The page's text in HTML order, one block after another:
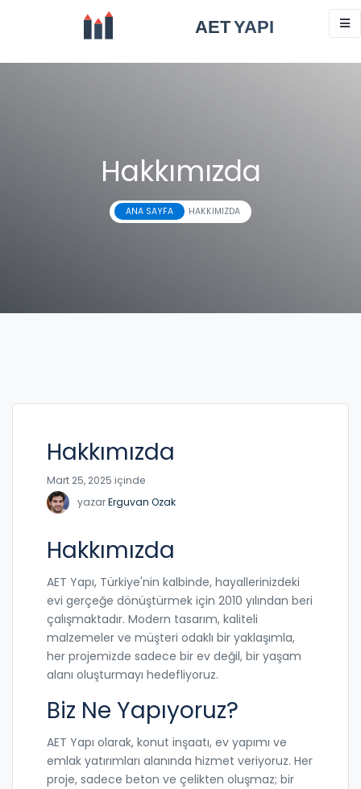
Hakkımızda
ANA SAYFA HAKKIMIZDA
Hakkımızda
Mart 25, 2025 içinde
yazarErguvan Ozak
Hakkımızda
AET Yapı, Türkiye'nin kalbinde, hayallerinizdeki
evi gerçeğe dönüştürmek için 2010 yılından beri
çalışmaktadır. Modern tasarım, kaliteli
malzemeler ve müşteri odaklı bir yaklaşımla,
her projemizde sadece bir ev değil, bir yaşam
alanı oluşturmayı hedefliyoruz.
Biz Ne Yapıyoruz?
AET Yapı olarak, konut inşaatı, ev yapımı ve
emlak yatırımları alanında hizmet veriyoruz. Her
proje, sadece beton ve çelikten oluşmaz; bir